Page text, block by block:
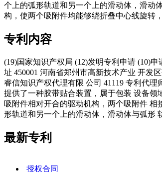
个上的弧形轨道和另一个上的滑动体，滑动
构，使两个吸附件均能够绕折叠中心线旋转
专利内容
(19)国家知识产权局 (12)发明专利申请 (10)申
址 450001 河南省郑州市高新技术产业
睿信知识产权代理有限 公司 41119 专利代理
提供了一种胶带贴合装置，属于包装 设备
吸附件相对开合的驱动机构，两个吸附件
形轨道和另一个上的滑动体，滑动体与弧形
最新专利
授权合同